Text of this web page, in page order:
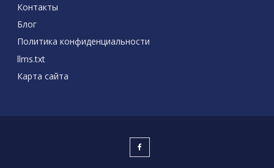
Контакты
Блог
Политика конфиденциальности
llms.txt
Карта сайта